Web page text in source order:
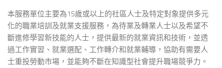
本服務單位主要為15歲或以上的社區人士及特定對象提供多元
化的職業培訓及就業支援服務，為待業及轉業人士以及希望不
斷進修學習新技能的人士，提供最新的就業資訊和技術，並透
過工作實習、就業選配、工作轉介和就業輔導，協助有需要人
士重投勞動市場，並能夠不斷在知識型社會提升職場競爭力。